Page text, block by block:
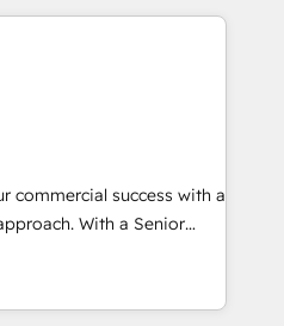
Enterprise level
Customer Support Hub,
marketing strategy,
HubSpot CMS,
driven design
Global B2B
Services, IT and
commercial success with a
With a Senior
experience in HubSpot,
of SaaS, Business
with Retail. We